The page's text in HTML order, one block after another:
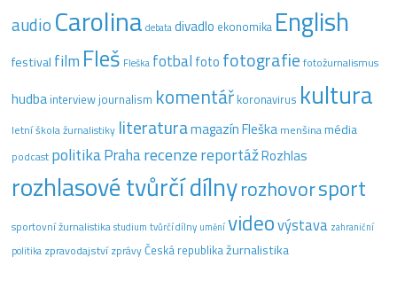
audio Carolina debata divadlo ekonomika English
festival film Fleš Fleška fotbal foto fotografie fotožurnalismus
hudba interview journalism komentář koronavirus kultura
letní škola žurnalistiky literaturamagazín Fleška menšinamédia
podcast politikaPraharecenzereportážRozhlas
rozhlasové tvůrčí dílnyrozhovorsport
sportovní žurnalistika studium tvůrčí dílny uměnívideovýstava zahraniční
politika zpravodajstvízprávyČeská republikažurnalistika